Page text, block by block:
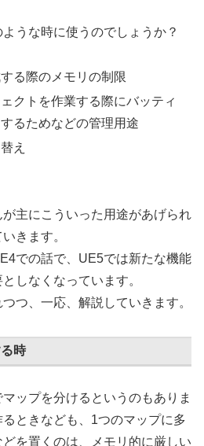
うな時に使うのでしょうか？
る際のメモリの制限
クトを作業する際にバッティ
るためなどの管理用途
え
主にこういった用途があげられ
きます。
での話で、UE5では新たな機能
しなくなっています。
つ、一応、解説していきます。
時
ップを分けるというのもありま
ときなども、1つのマップに多
を置くのは、メモリ的に厳しい